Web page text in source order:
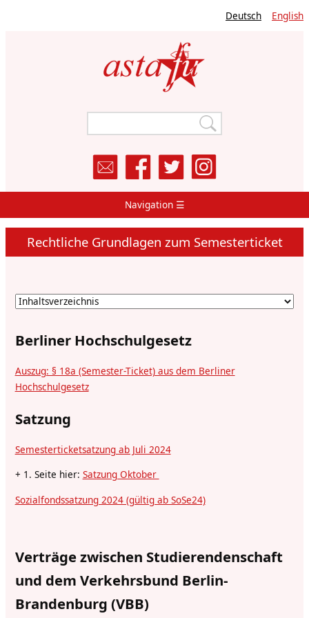
Deutsch English
Main
Navigation
Navigation ☰
Rechtliche Grundlagen zum Semesterticket
Berliner Hochschulgesetz
Auszug: § 18a (Semester-Ticket) aus dem Berliner
Hochschulgesetz
Satzung
Semesterticketsatzung ab Juli 2024
+ 1. Seite hier: Satzung Oktober
Sozialfondssatzung 2024 (gültig ab SoSe24)
Verträge zwischen Studierendenschaft
und dem Verkehrsbund Berlin-
Brandenburg (VBB)